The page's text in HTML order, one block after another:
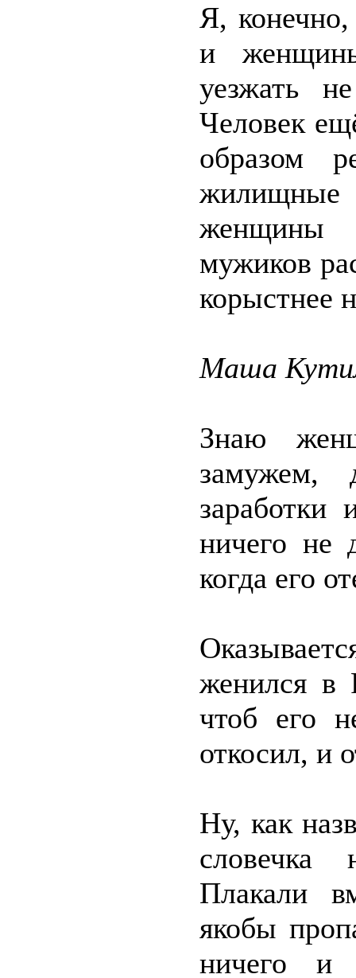
Я,
и
уезжать
Человек
образом
жилищные
женщины
мужиков
корыстнее
Маша
Знаю
замужем,
заработки
ничего не
когда его
женился в
чтоб его
откосил, и
Ну, как
словечка
Плакали
якобы
ничего и